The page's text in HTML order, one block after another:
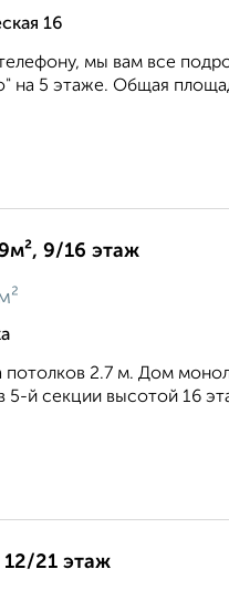
16
мы вам все
на 5 этаже. Общая
9/16 этаж
2.7 м. Дом
5-й секции высотой 16
12/21 этаж